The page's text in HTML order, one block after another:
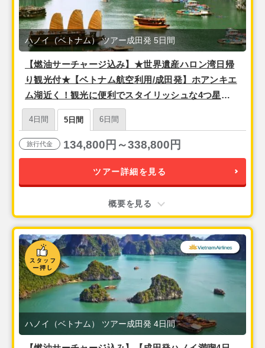
【燃油サーチャージ込み】★世界遺産ハロン湾日帰
り観光付★【ベトナム航空利用/成田発】ホアンキエ
ム湖近く！観光に便利でスタイリッシュな4つ星
『ザ・チーブティック・ハノイ（スーペリアルー
ム）』宿泊ハノイ3泊5日
ハノイ（ベトナム） ツアー成田発 5日間
4日間 5日間 6日間
旅行代金 134,800円～338,800円
ツアー詳細を見る
概要を見る
ハノイ（ベトナム） ツアー成田発 4日間